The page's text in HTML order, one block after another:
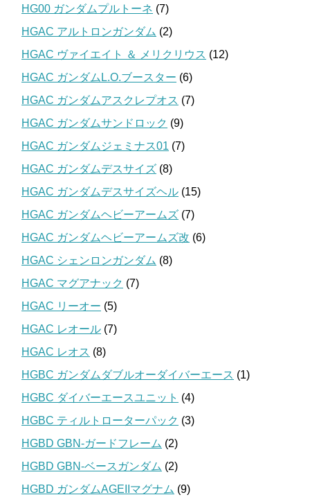
HG00 ガンダムプルトーネ (7)
HGAC アルトロンガンダム (2)
HGAC ヴァイエイト ＆ メリクリウス (12)
HGAC ガンダムL.O.ブースター (6)
HGAC ガンダムアスクレプオス (7)
HGAC ガンダムサンドロック (9)
HGAC ガンダムジェミナス01 (7)
HGAC ガンダムデスサイズ (8)
HGAC ガンダムデスサイズヘル (15)
HGAC ガンダムヘビーアームズ (7)
HGAC ガンダムヘビーアームズ改 (6)
HGAC シェンロンガンダム (8)
HGAC マグアナック (7)
HGAC リーオー (5)
HGAC レオール (7)
HGAC レオス (8)
HGBC ガンダムダブルオーダイバーエース (1)
HGBC ダイバーエースユニット (4)
HGBC ティルトローターパック (3)
HGBD GBN-ガードフレーム (2)
HGBD GBN-ベースガンダム (2)
HGBD ガンダムAGEIIマグナム (9)